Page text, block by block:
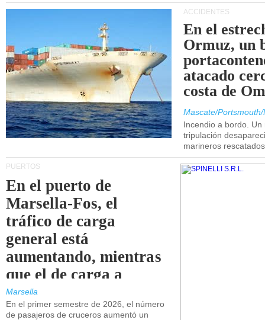
ACCIDENTES
En el
Ormuz, un
atacado
costa de
Mascate/
Incendio a bordo.
tripulación
marineros
PUERTOS
En el puerto de
Marsella-Fos, el
tráfico de carga
general está
aumentando, mientras
que el de carga a
granel está
disminuyendo.
Marsella
En el primer semestre de 2026, el número
de pasajeros de cruceros aumentó un